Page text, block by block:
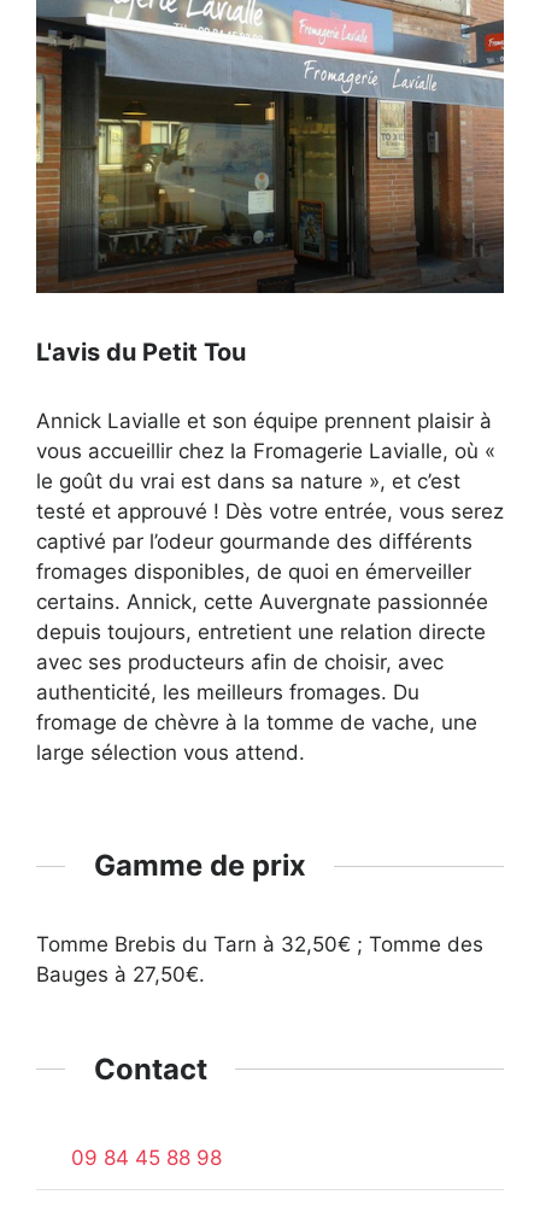
L'avis du Petit Tou
Annick Lavialle et son équipe prennent plaisir à
vous accueillir chez la Fromagerie Lavialle, où «
le goût du vrai est dans sa nature », et c’est
testé et approuvé ! Dès votre entrée, vous serez
captivé par l’odeur gourmande des différents
fromages disponibles, de quoi en émerveiller
certains. Annick, cette Auvergnate passionnée
depuis toujours, entretient une relation directe
avec ses producteurs afin de choisir, avec
authenticité, les meilleurs fromages. Du
fromage de chèvre à la tomme de vache, une
large sélection vous attend.
Gamme de prix
Tomme Brebis du Tarn à 32,50€ ; Tomme des
Bauges à 27,50€.
Contact
09 84 45 88 98